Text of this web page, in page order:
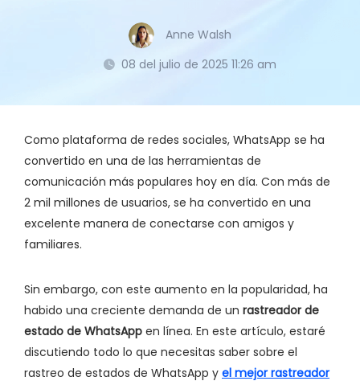
Anne Walsh
08 del julio de 2025 11:26 am
Como plataforma de redes sociales, WhatsApp se ha
convertido en una de las herramientas de
comunicación más populares hoy en día. Con más de
2 mil millones de usuarios, se ha convertido en una
excelente manera de conectarse con amigos y
familiares.
Sin embargo, con este aumento en la popularidad, ha
habido una creciente demanda de un rastreador de
estado de WhatsApp en línea. En este artículo, estaré
discutiendo todo lo que necesitas saber sobre el
rastreo de estados de WhatsApp y el mejor rastreador